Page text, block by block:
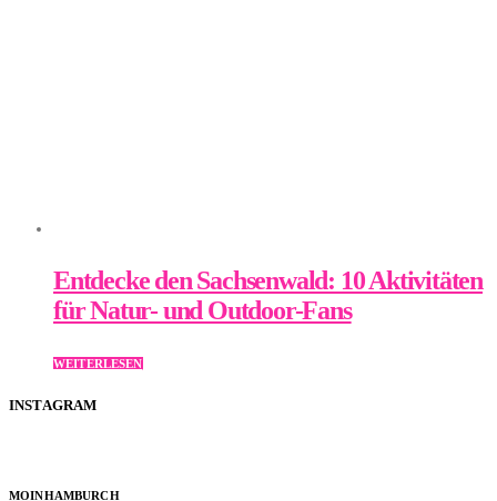
Entdecke den Sachsenwald: 10 Aktivitäten
für Natur- und Outdoor-Fans
WEITERLESEN
INSTAGRAM
MOINHAMBURCH